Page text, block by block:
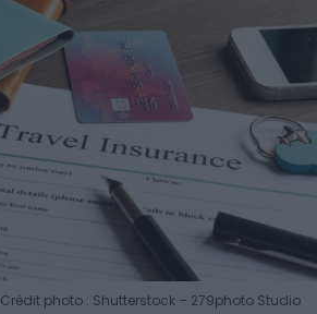
Crédit photo : Shutterstock – 279photo Studio